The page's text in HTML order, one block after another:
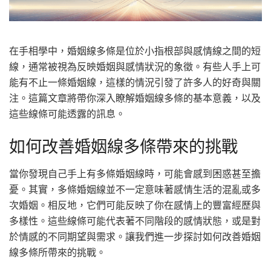
在手相學中，婚姻線多條是位於小指根部與感情線之間的短
線，通常被視為反映婚姻與感情狀況的象徵。有些人手上可
能有不止一條婚姻線，這樣的情況引發了許多人的好奇與關
注。這篇文章將帶你深入瞭解婚姻線多條的基本意義，以及
這些線條可能透露的訊息。
如何改善婚姻線多條帶來的挑戰
當你發現自己手上有多條婚姻線時，可能會感到困惑甚至擔
憂。其實，多條婚姻線並不一定意味著感情生活的混亂或多
次婚姻。相反地，它們可能反映了你在感情上的豐富經歷與
多樣性。這些線條可能代表著不同階段的感情狀態，或是對
於情感的不同期望與需求。讓我們進一步探討如何改善婚姻
線多條所帶來的挑戰。